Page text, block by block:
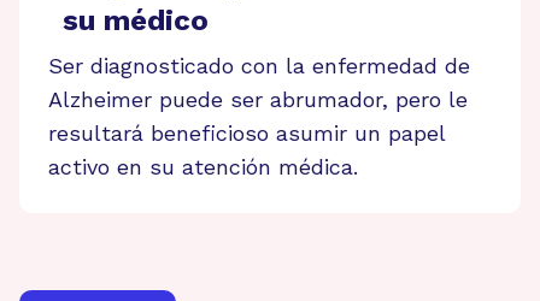
su médico
Ser diagnosticado con la enfermedad de
Alzheimer puede ser abrumador, pero le
resultará beneficioso asumir un papel
activo en su atención médica.